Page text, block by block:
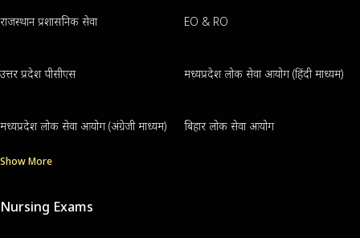
राजस्थान प्रशासनिक सेवा EO & RO
उत्तर प्रदेश पीसीएस मध्यप्रदेश लोक सेवा आयोग (हिंदी माध्यम)
मध्यप्रदेश लोक सेवा आयोग (अंग्रेजी माध्यम) बिहार लोक सेवा आयोग
Show More
Nursing Exams